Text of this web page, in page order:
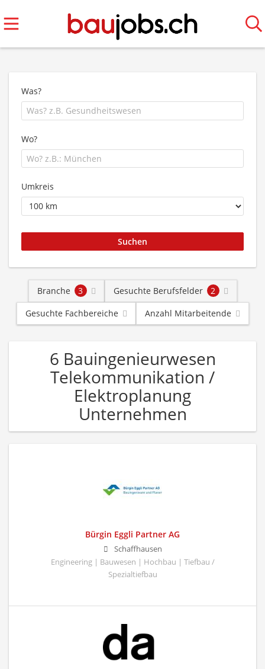
Was?
Wo?
Umkreis
Branche 3 Gesuchte Berufsfelder
2
Gesuchte Fachbereiche
Anzahl Mitarbeitende
6 Bauingenieurwesen
Telekommunikation /
Elektroplanung
Unternehmen
Bürgin Eggli Partner AG
Schaffhausen
Engineering | Bauwesen | Hochbau | Tiefbau /
Spezialtiefbau